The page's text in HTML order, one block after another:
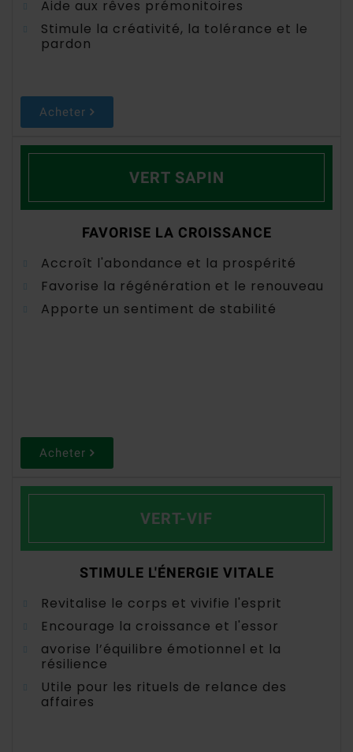
Aide aux rêves prémonitoires
Stimule la créativité, la tolérance et le
pardon
Acheter
VERT SAPIN
FAVORISE LA CROISSANCE
Accroît l'abondance et la prospérité
Favorise la régénération et le renouveau
Apporte un sentiment de stabilité
Acheter
VERT-VIF
STIMULE L'ÉNERGIE VITALE
Revitalise le corps et vivifie l'esprit
Encourage la croissance et l'essor
avorise l’équilibre émotionnel et la
résilience
Utile pour les rituels de relance des
affaires